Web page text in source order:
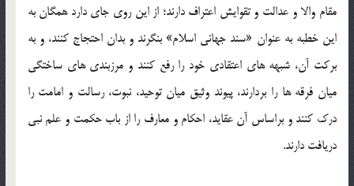
مقام والا و عدالت و تقوايش اعتراف دارند؛ از اين روى جاى دارد همگان به
اين خطبه به عنوان «سند جهانى اسلام» بنگرند و بدان احتجاج كنند، و به
بركت آن، شبهه هاى اعتقادى خود را رفع كنند و مرزبندى هاى ساختگى
ميان فرقه ها را بردارند، پيوند وثيق ميان توحيد، نبوت، رسالت و امامت را
درك كنند و براساس آن عقايد، احكام و معارف را از باب حكمت و علم نبى
دريافت دارند.